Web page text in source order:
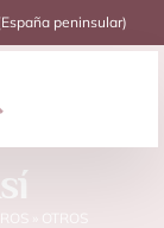
peninsular)